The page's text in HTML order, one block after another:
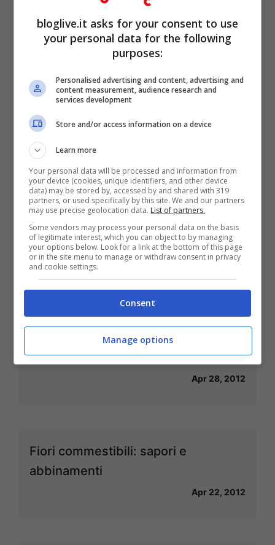
Dolce Italia
Set 20, 2013
per pubblicità ingannevole della
Nutella
Mag 4, 2012
Idee per la merenda fatta in casa:
coppa cioccolato e panna
Ricette vegan: i cupcakes al tiramisù
Apr 28, 2012
Fiori commestibili: sapori e
abbinamenti
Apr 22, 2012
bloglive.it asks for your consent to use
your personal data for the following
purposes:
Personalised advertising and content, advertising and
content measurement, audience research and
services development
Store and/or access information on a device
Learn more
Your personal data will be processed and information from
your device (cookies, unique identifiers, and other device
data) may be stored by, accessed by and shared with 319
partners, or used specifically by this site. We and our partners
may use precise geolocation data. List of partners.
Some vendors may process your personal data on the basis
of legitimate interest, which you can object to by managing
your options below. Look for a link at the bottom of this page
or in the site menu to manage or withdraw consent in privacy
and cookie settings.
Consent
Manage options